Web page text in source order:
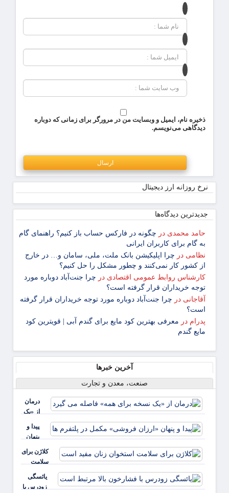
ذخیره نام، ایمیل و وبسایت من در مرورگر برای زمانی که دوباره
دیدگاهی می‌نویسم.
نرخ روزانه ارز دیجیتال
جدیدترین دیدگاه‌‌ها
حامد محمدی در چگونه در فارکس حساب باز کنیم؟ راهنمای گام
‌به ‌گام برای کاربران ایرانی
نظامی در چرا اپلیکیشن بانک ملت، ملی، سامان و… در خارج
از کشور کار نمی‌کنند و چطور مشکل را حل کنیم؟
کارشناس روابط عمومی اقتصادی در چرا جنت‌آباد دوباره مورد
توجه خریداران قرار گرفته است؟
آقاجانی در چرا جنت‌آباد دوباره مورد توجه خریداران قرار گرفته
است؟
پدرام در معرفی بهترین کود مایع برای گندم آبی | قویترین کود
مایع گندم
آخرین خبرها
صنعت، معدن و تجارت
درمان
از «یک
نسخه
برای
فاصله
می
گیرد
پیدا و
پنهان
«ارزان
فروشی»
پلتفرم ها
کلاژن برای
سلامت
استخوان
یائسگی
زودرس با